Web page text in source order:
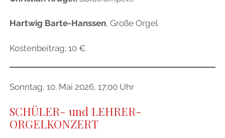
Hartwig Barte-Hanssen, Große Orgel
Kostenbeitrag; 10 €
Sonntag, 10. Mai 2026, 17:00 Uhr
SCHÜLER- und LEHRER-
ORGELKONZERT